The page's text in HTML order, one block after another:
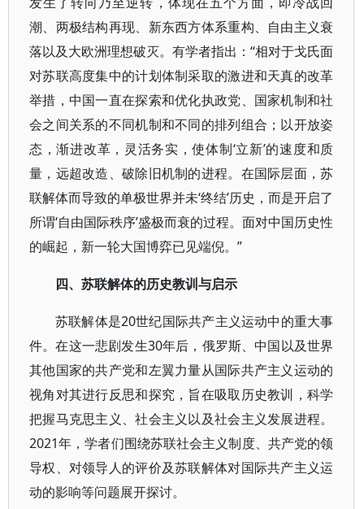
潮、两极结构再现、新东西方体系重构、自由主义衰
落以及大欧洲理想破灭。有学者指出：“相对于戈氏面
对苏联高度集中的计划体制采取的激进和天真的改革
举措，中国一直在探索和优化执政党、国家机制和社
会之间关系的不同机制和不同的排列组合；以开放姿
态，渐进改革，灵活务实，使体制‘立新’的速度和质
量，远超改造、破除旧机制的进程。在国际层面，苏
联解体而导致的单极世界并未‘终结’历史，而是开启了
所谓‘自由国际秩序’盛极而衰的过程。面对中国历史性
的崛起，新一轮大国博弈已见端倪。”
四、苏联解体的历史教训与启示
苏联解体是20世纪国际共产主义运动中的重大事
件。在这一悲剧发生30年后，俄罗斯、中国以及世界
其他国家的共产党和左翼力量从国际共产主义运动的
视角对其进行反思和探究，旨在吸取历史教训，科学
把握马克思主义、社会主义以及社会主义发展进程。
2021年，学者们围绕苏联社会主义制度、共产党的领
导权、对领导人的评价及苏联解体对国际共产主义运
动的影响等问题展开探讨。